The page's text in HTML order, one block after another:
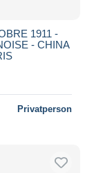
1911 -
- CHINA
Privatperson